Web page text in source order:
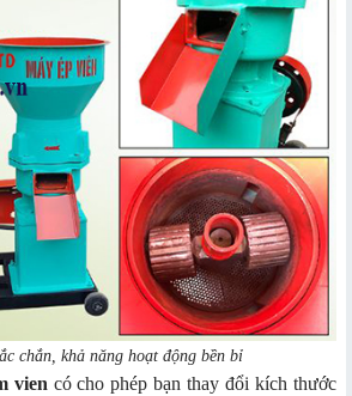
chắn, khả năng hoạt động bền bỉ
vien có cho phép bạn thay đổi kích thước